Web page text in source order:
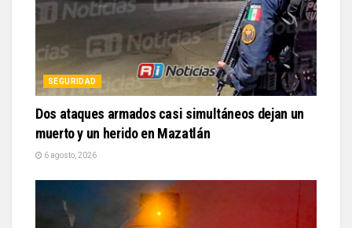
SEGURIDAD
Dos ataques armados casi simultáneos dejan un
muerto y un herido en Mazatlán
6 agosto, 2026